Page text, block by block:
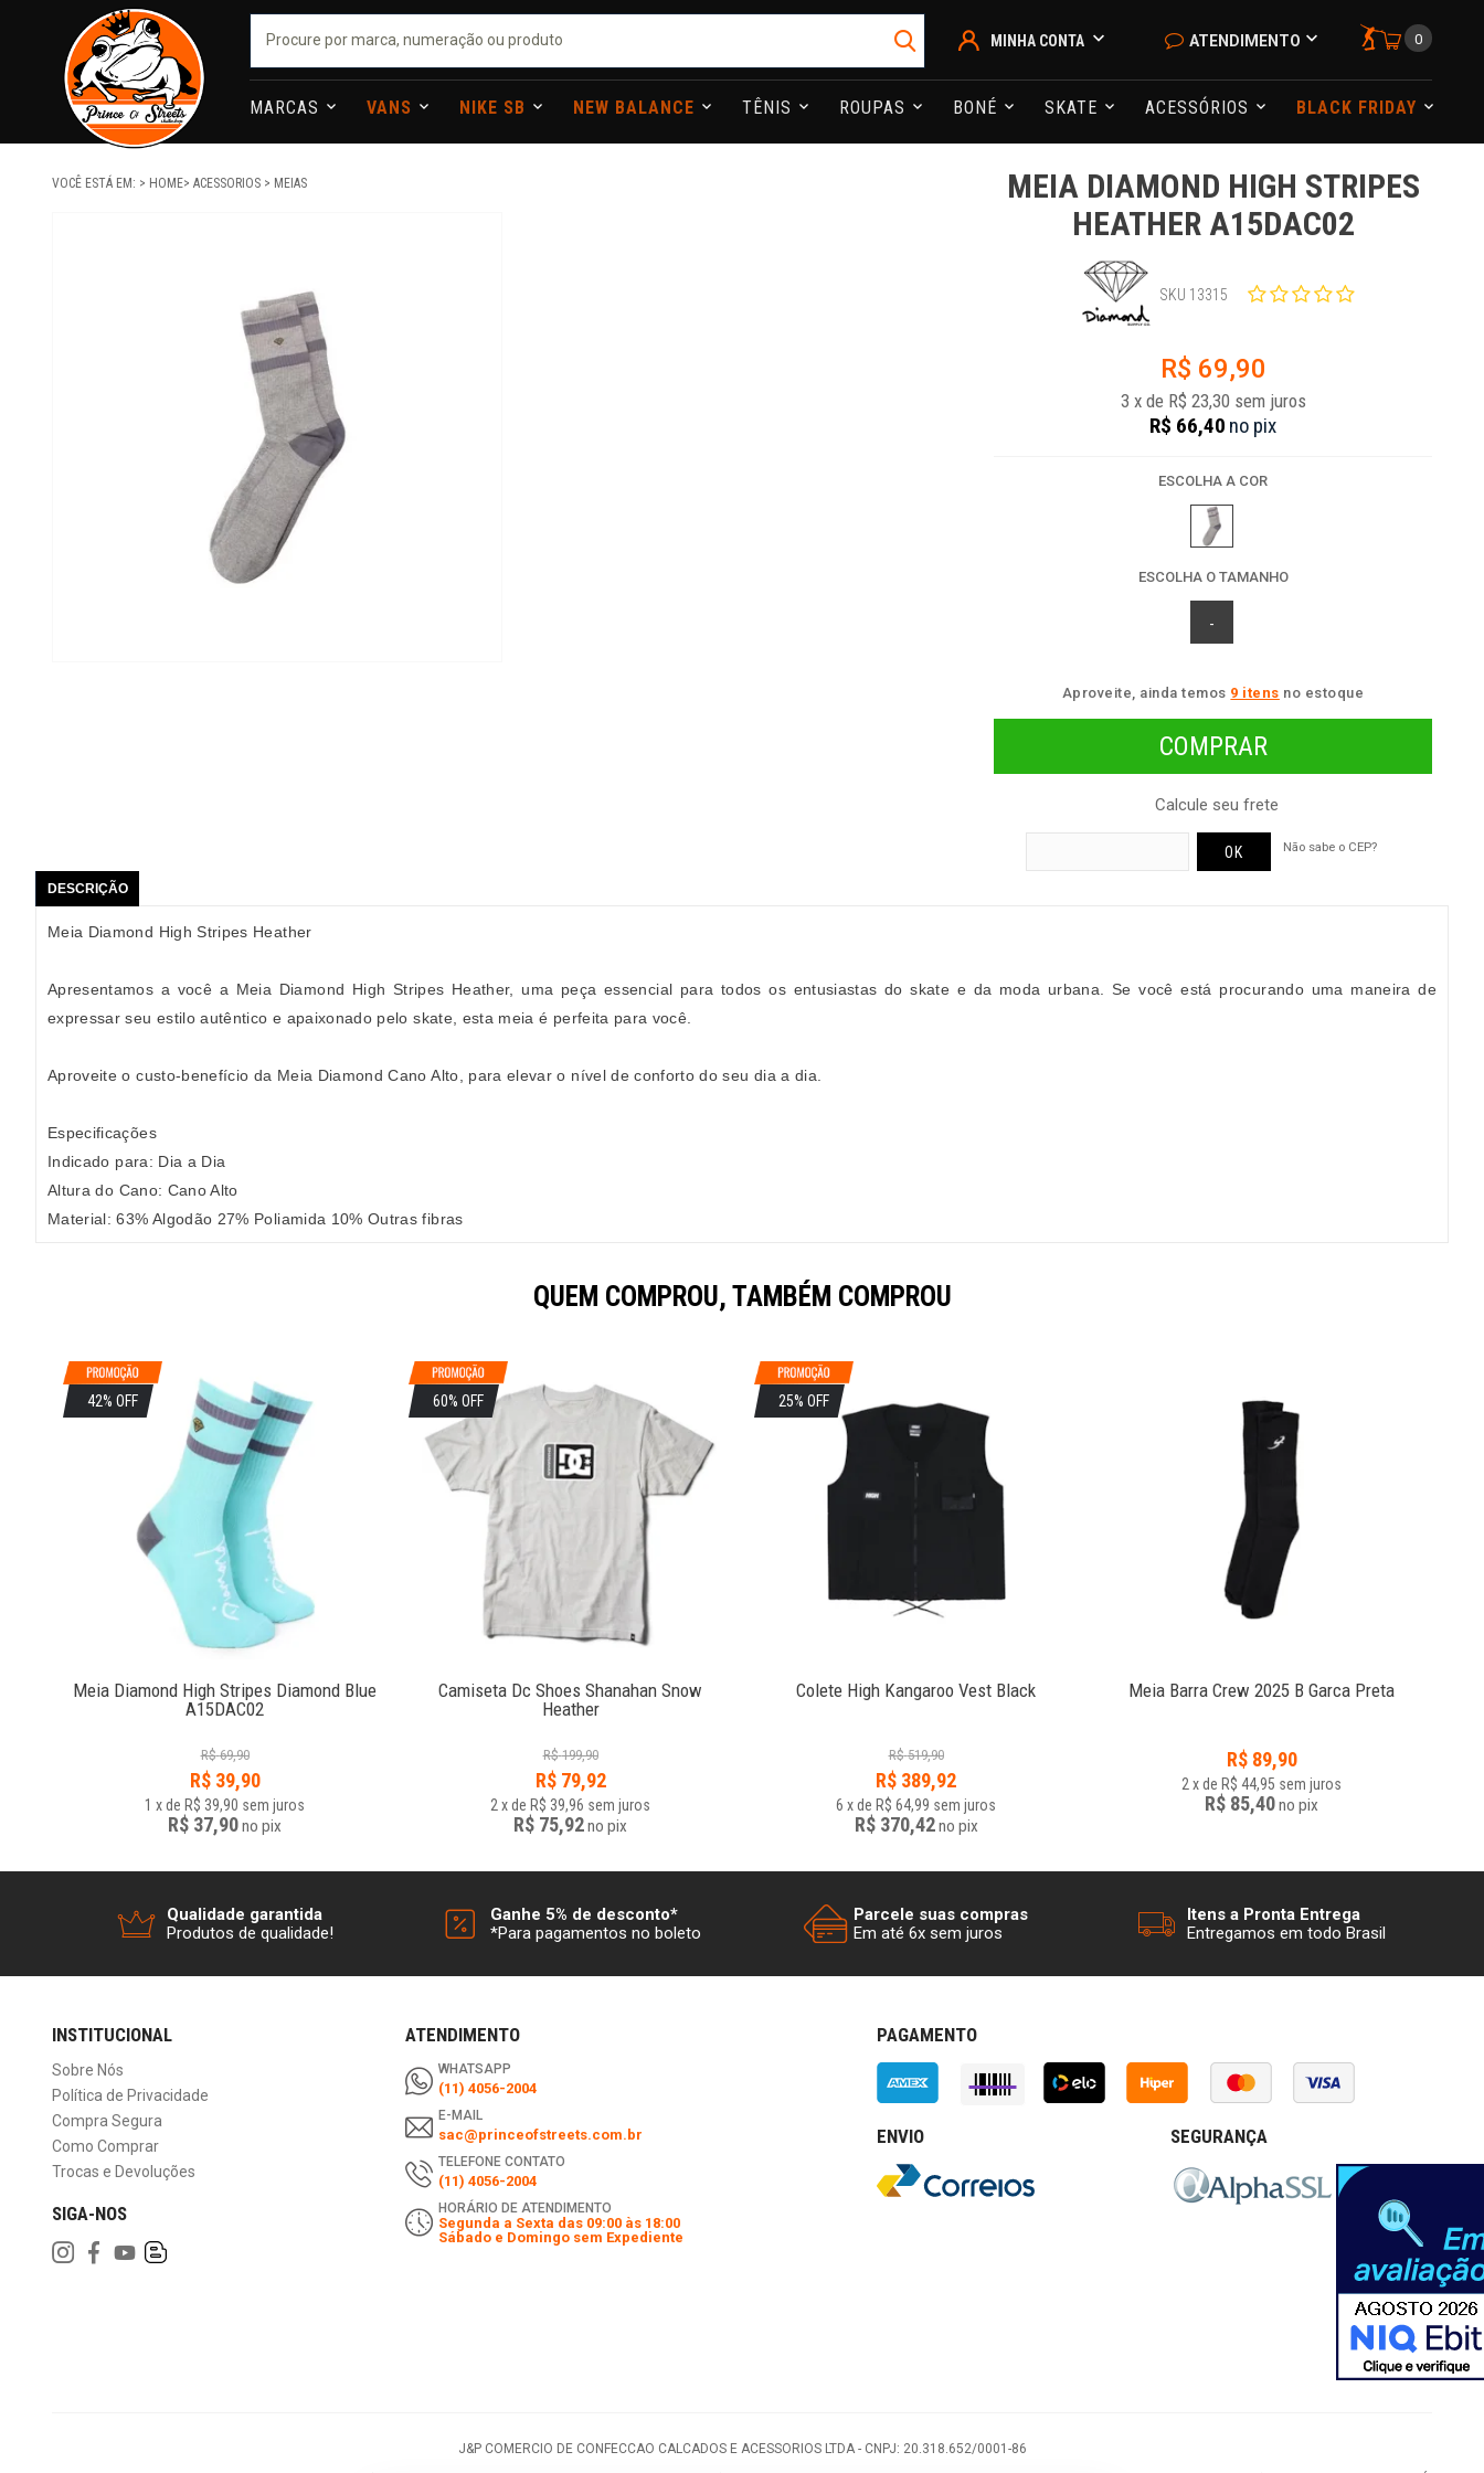
MINHA CONTA ATENDIMENTO 0
MARCAS VANS NIKE SB NEW BALANCE TÊNIS ROUPAS BONÉ SKATE ACESSÓRIOS BLACK FRIDAY
VOCÊ ESTÁ EM: HOME ACESSORIOS MEIAS
MEIA DIAMOND HIGH STRIPES
HEATHER A15DAC02
SKU 13315
R$ 69,90
3 x de R$ 23,30 sem juros
R$ 66,40 no pix
ESCOLHA A COR
ESCOLHA O TAMANHO
-
Aproveite, ainda temos 9 itens no estoque
Calcule seu frete
Não sabe o CEP?
DESCRIÇÃO
Meia Diamond High Stripes Heather
Apresentamos a você a Meia Diamond High Stripes Heather, uma peça essencial para todos os entusiastas do skate e da moda urbana. Se você está procurando uma maneira de
expressar seu estilo autêntico e apaixonado pelo skate, esta meia é perfeita para você.
Aproveite o custo-benefício da Meia Diamond Cano Alto, para elevar o nível de conforto do seu dia a dia.
Especificações
Indicado para: Dia a Dia
Altura do Cano: Cano Alto
Material: 63% Algodão 27% Poliamida 10% Outras fibras
QUEM COMPROU, TAMBÉM COMPROU
42% OFF
Meia Diamond High Stripes Diamond Blue
A15DAC02
R$ 69,90
R$ 39,90
1 xde R$ 39,90 sem juros
R$ 37,90no pix
60% OFF
Camiseta Dc Shoes Shanahan Snow
Heather
R$ 199,90
R$ 79,92
2 xde R$ 39,96 sem juros
R$ 75,92no pix
25% OFF
Colete High Kangaroo Vest Black
R$ 519,90
R$ 389,92
6 xde R$ 64,99 sem juros
R$ 370,42no pix
Meia Barra Crew 2025 B Garca Preta
R$ 89,90
2 xde R$ 44,95 sem juros
R$ 85,40no pix
Qualidade garantida
Produtos de qualidade!
Ganhe 5% de desconto*
*Para pagamentos no boleto
Parcele suas compras
Em até 6x sem juros
Itens a Pronta Entrega
Entregamos em todo Brasil
INSTITUCIONAL
Sobre Nós
Política de Privacidade
Compra Segura
Como Comprar
Trocas e Devoluções
SIGA-NOS
ATENDIMENTO
WHATSAPP
(11) 4056-2004
E-MAIL
sac@princeofstreets.com.br
TELEFONE CONTATO
(11) 4056-2004
HORÁRIO DE ATENDIMENTO
Segunda a Sexta das 09:00 às 18:00
Sábado e Domingo sem Expediente
PAGAMENTO
ENVIO SEGURANÇA
J&P COMERCIO DE CONFECCAO CALCADOS E ACESSORIOS LTDA - CNPJ: 20.318.652/0001-86